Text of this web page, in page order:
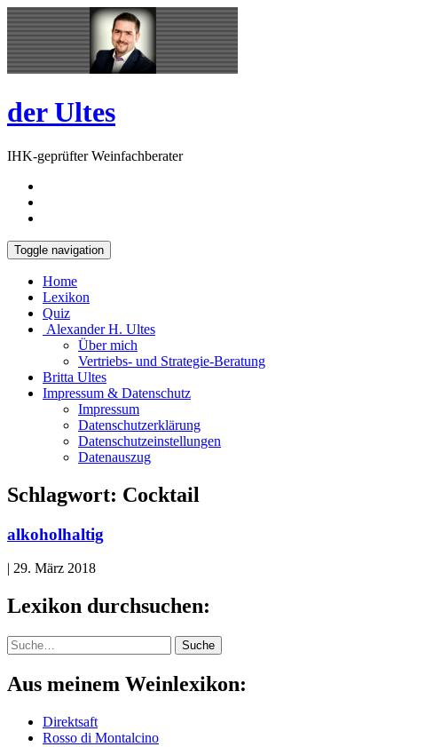
Skip
to
content
Open
Sidebar
der Ultes
IHK-geprüfter Weinfachberater
Toggle navigation
Home
Lexikon
Quiz
Alexander H. Ultes
Über mich
Vertriebs- und Strategie-Beratung
Britta Ultes
Impressum & Datenschutz
Impressum
Datenschutzerklärung
Datenschutzeinstellungen
Datenauszug
Schlagwort: Cocktail
alkoholhaltig
| 29. März 2018
Lexikon durchsuchen:
Suche Suche
Aus meinem Weinlexikon:
Direktsaft
Rosso di Montalcino